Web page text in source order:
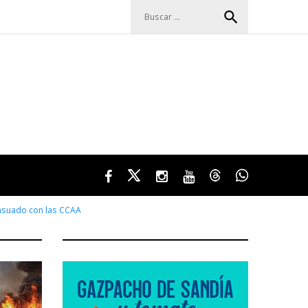
search
FacebookTwitterInstagramYoutubeThreadsWhatsApp
con las CCAA